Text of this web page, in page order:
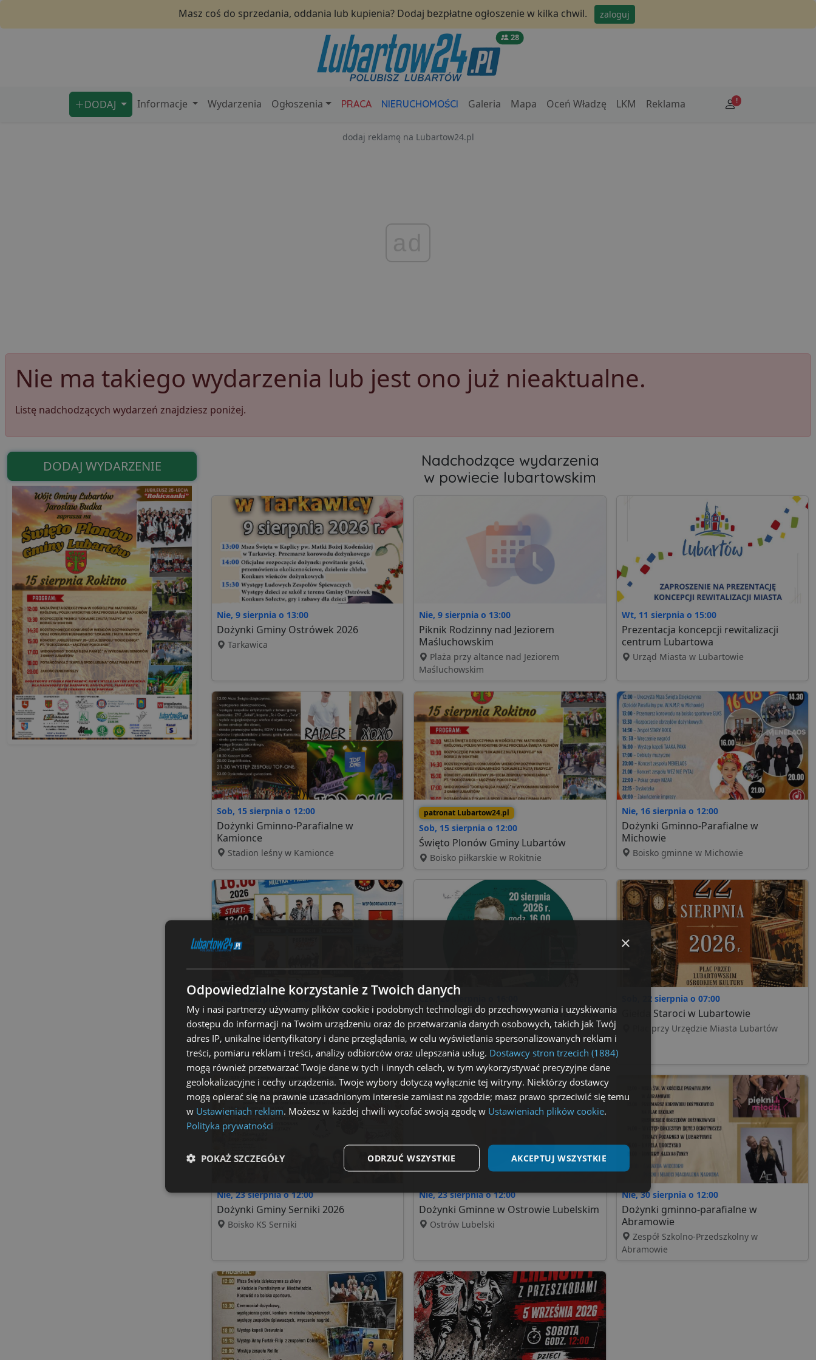
Masz coś do sprzedania, oddania lub kupienia? Dodaj bezpłatne ogłoszenie w kilka chwil. zaloguj
28
DODAJ Informacje Wydarzenia Ogłoszenia PRACA NIERUCHOMOŚCI Galeria Mapa Oceń Władzę LKM Reklama !
dodaj reklamę na Lubartow24.pl
Nie ma takiego wydarzenia lub jest ono już nieaktualne.
Listę nadchodzących wydarzeń znajdziesz poniżej.
DODAJ WYDARZENIE
Nadchodzące wydarzenia
w powiecie lubartowskim
Nie, 9 sierpnia o 13:00
Dożynki Gminy Ostrówek 2026
Tarkawica
Nie, 9 sierpnia o 13:00
Piknik Rodzinny nad Jeziorem
Maśluchowskim
Plaża przy altance nad Jeziorem
Maśluchowskim
Wt, 11 sierpnia o 15:00
Prezentacja koncepcji rewitalizacji
centrum Lubartowa
Urząd Miasta w Lubartowie
Sob, 15 sierpnia o 12:00
Dożynki Gminno-Parafialne w
Kamionce
Stadion leśny w Kamionce
patronat Lubartow24.pl
Sob, 15 sierpnia o 12:00
Święto Plonów Gminy Lubartów
Boisko piłkarskie w Rokitnie
Nie, 16 sierpnia o 12:00
Dożynki Gminno-Parafialne w
Michowie
Boisko gminne w Michowie
Strażacka impreza charytatywna w
Firleju!
GOSiR nad jeziorem Firlej
Czw, 20 sierpnia o 16:00
179. Rocznica Urodzin Bolesława Prusa
- Wykład i Wystawa
Miejska Biblioteka Publiczna w
Lubartowie
Sob, 22 sierpnia o 07:00
Giełda Staroci w Lubartowie
Plac przy Urzędzie Miasta Lubartów
Nie, 23 sierpnia o 12:00
Dożynki Gminy Serniki 2026
Boisko KS Serniki
Nie, 23 sierpnia o 12:00
Dożynki Gminne w Ostrowie Lubelskim
Ostrów Lubelski
Nie, 30 sierpnia o 12:00
Dożynki gminno-parafialne w
Abramowie
Zespół Szkolno-Przedszkolny w
Abramowie
×
Odpowiedzialne korzystanie z Twoich danych
My i nasi partnerzy używamy plików cookie i podobnych technologii do przechowywania i uzyskiwania
dostępu do informacji na Twoim urządzeniu oraz do przetwarzania danych osobowych, takich jak Twój
adres IP, unikalne identyfikatory i dane przeglądania, w celu wyświetlania spersonalizowanych reklam i
treści, pomiaru reklam i treści, analizy odbiorców oraz ulepszania usług. Dostawcy stron trzecich (1884)
mogą również przetwarzać Twoje dane w tych i innych celach, w tym wykorzystywać precyzyjne dane
geolokalizacyjne i cechy urządzenia. Twoje wybory dotyczą wyłącznie tej witryny. Niektórzy dostawcy
mogą opierać się na prawnie uzasadnionym interesie zamiast na zgodzie; masz prawo sprzeciwić się temu
w Ustawieniach reklam. Możesz w każdej chwili wycofać swoją zgodę w Ustawieniach plików cookie.
Polityka prywatności
AKCEPTUJ WSZYSTKIE
ODRZUĆ WSZYSTKIE
POKAŻ SZCZEGÓŁY
Niezbędne Wydajność Targetowanie Funkcjonalność Niesklasyfikowane
Niezbędne Wydajność Targetowanie Funkcjonalność Niesklasyfikowane
Niezbędne pliki cookie umożliwiają korzystanie z podstawowych funkcji strony internetowej, takich jak logowanie użytkownika i
zarządzanie kontem. Bez niezbędnych plików cookie nie można prawidłowo korzystać ze strony internetowej.
Dostawca/
Domena
Okres
przechowywania
Opis
.lubartow24.pl
4 minuty 57
Plik niezbędny do prawidłowego działania serwisu